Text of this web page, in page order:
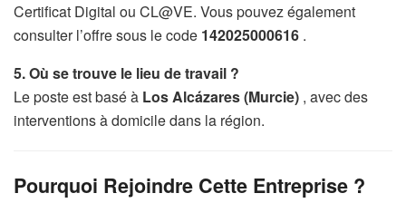
Certificat Digital ou CL@VE. Vous pouvez également
consulter l’offre sous le code 142025000616 .
5. Où se trouve le lieu de travail ?
Le poste est basé à Los Alcázares (Murcie) , avec des
interventions à domicile dans la région.
Pourquoi Rejoindre Cette Entreprise ?